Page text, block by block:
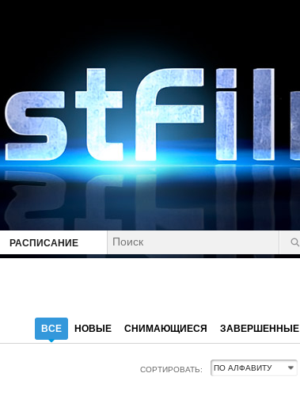
РАСПИСАНИЕ
ВСЕ НОВЫЕ СНИМАЮЩИЕСЯ ЗАВЕРШЕННЫЕ
СОРТИРОВАТЬ: